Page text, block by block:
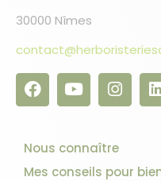
30000 Nîmes
Nous connaître
Mes conseils pour